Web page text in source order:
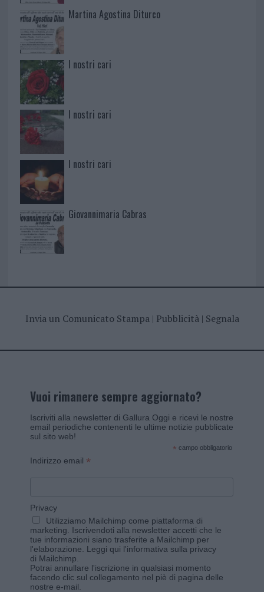
Martina Agostina Diturco
I nostri cari
I nostri cari
I nostri cari
Giovannimaria Cabras
Invia un Comunicato Stampa| Pubblicità| Segnala
Vuoi rimanere sempre aggiornato?
Iscriviti alla newsletter di Gallura Oggi e ricevi le nostre
email periodiche contenenti le ultime notizie pubblicate
sul sito web!
* campo obbligatorio
Indirizzo email *
Privacy
Utilizziamo Mailchimp come piattaforma di
marketing. Iscrivendoti alla newsletter accetti che le
tue informazioni siano trasferite a Mailchimp per
l'elaborazione. Leggi qui l'informativa sulla privacy
di Mailchimp
Potrai annullare l'iscrizione in qualsiasi momento
facendo clic sul collegamento nel piè di pagina delle
nostre e-mail.